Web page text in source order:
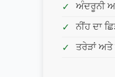
ਅੰਦਰੂਨੀ
ਨੀਂਹ ਦਾ
ਤਰੇੜਾਂ ਅਤੇ